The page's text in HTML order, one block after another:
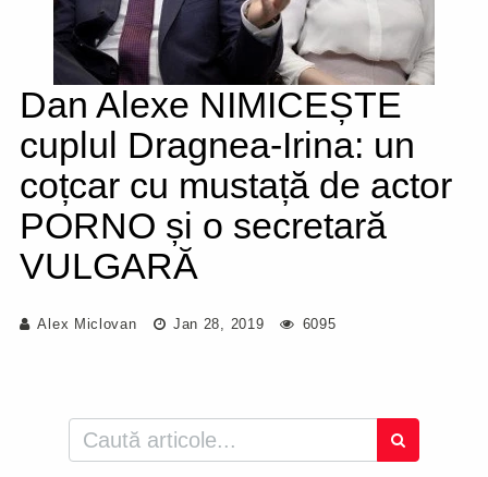
Dan Alexe NIMICEȘTE
cuplul Dragnea-Irina: un
coțcar cu mustață de actor
PORNO și o secretară
VULGARĂ
Alex Miclovan Jan 28, 2019 6095